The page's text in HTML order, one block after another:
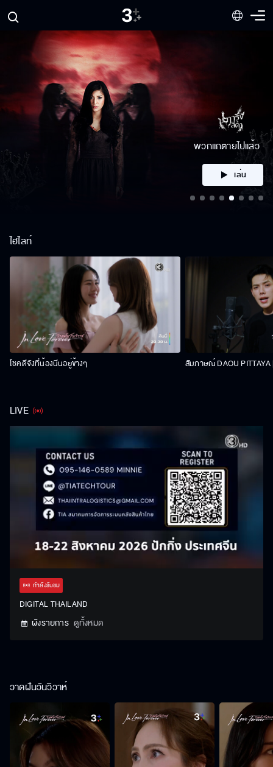
คลิก
ไฮไลท์
โชคดีจังที่น้องนีนอยู่ข้างๆ สัมภาษณ์ DAOU PITTAYA
LIVE
กำลังรับชม
DIGITAL THAILAND
ผังรายการ ดูทั้งหมด
วาดฝันวันวิวาห์